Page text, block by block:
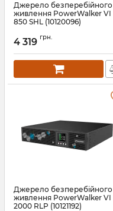
Джерело безперебійного
живлення PowerWalker VI
850 SHL (10120096)
4 319 грн.
Джерело безперебійного
живлення PowerWalker VI
2000 RLP (10121192)